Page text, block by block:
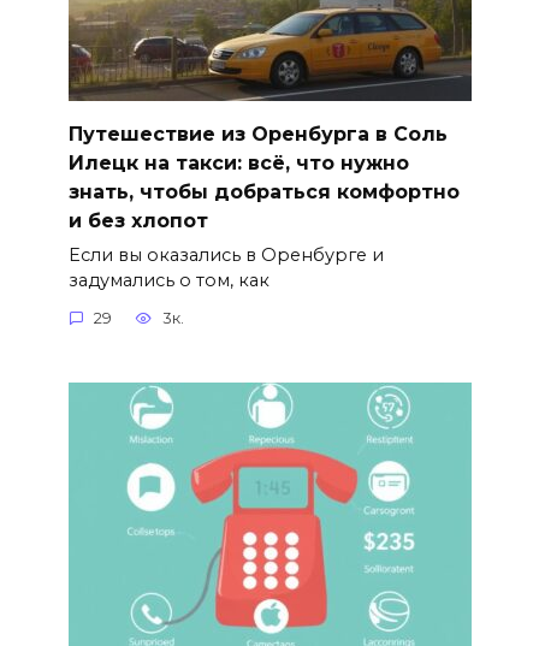
Путешествие из Оренбурга в Соль
Илецк на такси: всё, что нужно
знать, чтобы добраться комфортно
и без хлопот
Если вы оказались в Оренбурге и
задумались о том, как
29 3к.